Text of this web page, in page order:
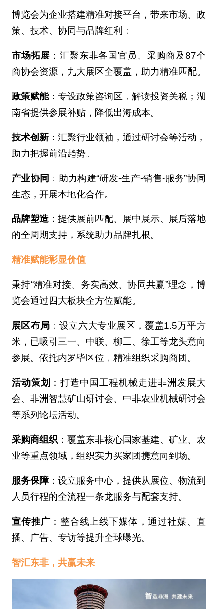
博览会为企业搭建精准对接平台，带来市场、政
策、技术、协同与品牌红利：
市场拓展 ：汇聚东非各国官员、采购商及87个
商协会资源，九大展区全覆盖，助力精准匹配。
政策赋能：专设政策咨询区，解读投资关税；湖
南省提供参展补贴，降低出海成本。
技术创新：汇聚行业领袖，通过研讨会等活动，
助力把握前沿趋势。
产业协同 ：助力构建“研发-生产-销售-服务”协同
生态，开展本地化合作。
品牌塑造：提供展前匹配、展中展示、展后落地
的全周期支持，系统助力品牌扎根。
精准赋能彰显价值
秉持“精准对接、务实高效、协同共赢”理念，博
览会通过四大板块全方位赋能。
展区布局 ：设立六大专业展区，覆盖1.5万平方
米，已吸引三一、中联、柳工、徐工等龙头意向
参展。依托内罗毕区位，精准组织采购商团。
活动策划
：打造中国工程机械走进非洲发展大
会、非洲智慧矿山研讨会、中非农业机械研讨会
等系列论坛活动。
采购商组织：覆盖东非核心国家基建、矿业、农
业等重点领域，组织实力买家团携意向到场。
服务保障：设立服务中心，提供从展位、物流到
人员行程的全流程一条龙服务与配套支持。
宣传推广 ：整合线上线下媒体，通过社媒、直
播、广告、专访等提升全球曝光。
智汇东非，共赢未来